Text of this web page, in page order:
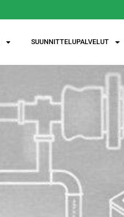
SUUNNITTELUPALVELUT